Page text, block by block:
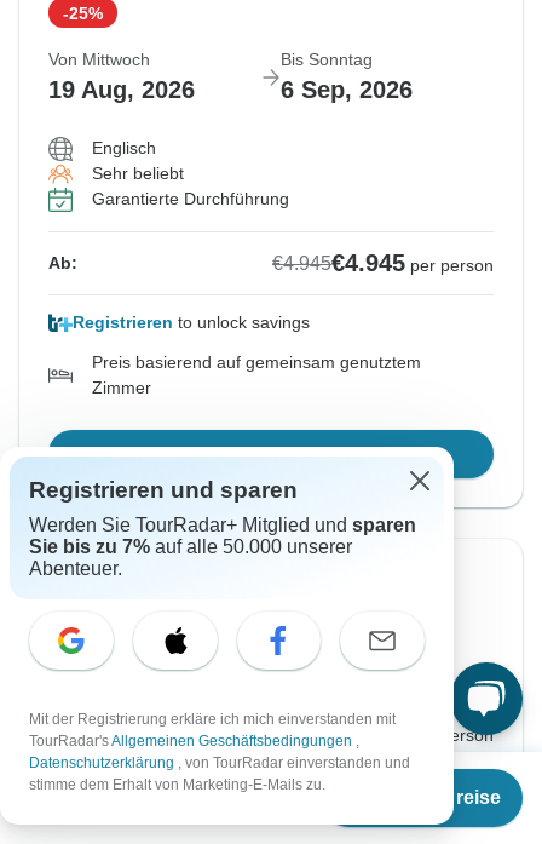
Ab€3.005
Termine & Preise
-25%
Von Mittwoch
19 Aug, 2026
Bis Sonntag
6 Sep, 2026
Englisch
Sehr beliebt
Garantierte Durchführung
Ab: €4.945€4.945 per person
Registrieren to unlock savings
Preis basierend auf gemeinsam genutztem
Zimmer
Reisetermin wählen
Von Mittwoch
Ausgebucht
Ab: €4.945 per person
Registrieren und sparen
Werden Sie TourRadar+ Mitglied und sparen
Sie bis zu 7% auf alle 50.000 unserer
Abenteuer.
Mit der Registrierung erkläre ich mich einverstanden mit
TourRadar'sAllgemeinen Geschäftsbedingungen ,
Datenschutzerklärung , von TourRadar einverstanden und
stimme dem Erhalt von Marketing-E-Mails zu.